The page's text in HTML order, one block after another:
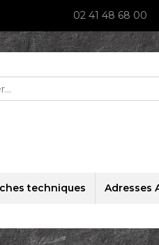
02 41 48 68 00
techniques Adresses